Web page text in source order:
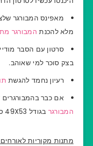
מאפינס המבורגר
מלא להכנת המבורגר
סרטון עם הסבר
בצק סוכר למי שאוהב.
רעיון נחמד להגשת
אם כבר
המבורגר בגודל 49X53 ס"מ לקישוט הבית.
מתנות מקוריות